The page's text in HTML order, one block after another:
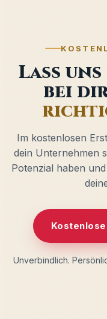
Lass
bei
Im kostenlosen
dein Unternehmen
Potenzial haben
Unverbindlich.